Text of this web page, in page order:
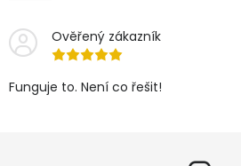
Ověřený zákazník
Funguje to. Není co řešit!